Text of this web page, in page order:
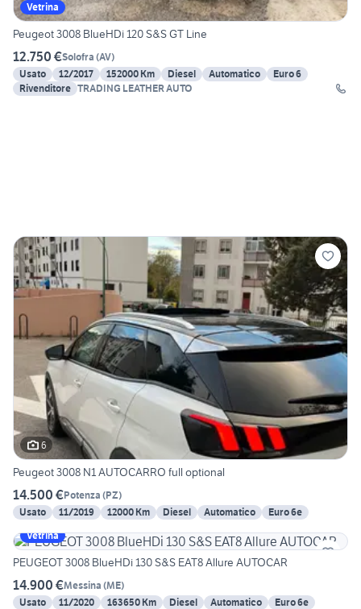
Vetrina
Peugeot 3008 BlueHDi 120 S&S GT Line
12.750 €Solofra (AV)
Usato
12/2017 152000 Km Diesel Automatico
Euro 6
Rivenditore TRADING LEATHER AUTO
6
Peugeot 3008 N1 AUTOCARRO full optional
14.500 €Potenza (PZ)
Usato
11/2019 12000 Km Diesel Automatico
Euro 6e
Vetrina
PEUGEOT 3008 BlueHDi 130 S&S EAT8 Allure AUTOCAR
14.900 €Messina (ME)
Usato
11/2020 163650 Km Diesel Automatico Euro 6e